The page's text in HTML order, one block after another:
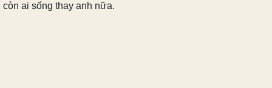
còn ai sống thay anh nữa.